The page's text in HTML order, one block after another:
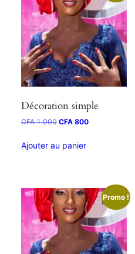
Décoration simple
CFA1.000 CFA800
Ajouter au panier
Promo !